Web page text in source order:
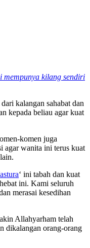
mempunya kilang sendiri
kalangan sahabat dan
kepada beliau agar kuat
komen juga
agar wanita ini terus kuat
‘ ini tabah dan kuat
ini. Kami seluruh
merasai kesedihan
Allahyarham telah
dikalangan orang-orang